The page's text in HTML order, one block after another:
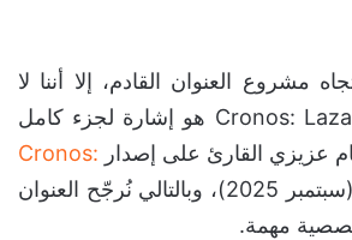
مشروع العنوان القادم، إلا أننا لا
نتوقع أن يكون Cronos: Lazarus هو إشارة لجزء كامل
عزيزي القارئ على إصدار Cronos:
(سبتمبر 2025)، وبالتالي نُرجّح العنوان
مهمة.